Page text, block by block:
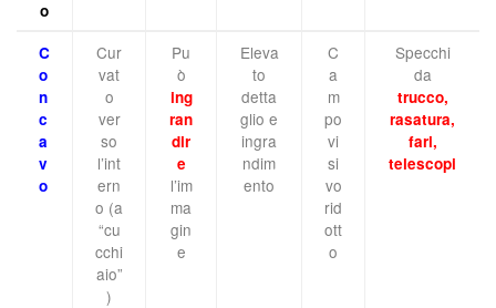
o
C
o
n
c
a
v
o
Cur
vat
o
ver
so
l’int
ern
o (a
“cu
cchi
aio”
)
Pu
ò
ing
ran
dir
e
l’im
ma
gin
e
Eleva
to
detta
glio e
ingra
ndim
ento
C
a
m
po
vi
si
vo
rid
ott
o
Specchi
da
trucco,
rasatura,
fari,
telescopi